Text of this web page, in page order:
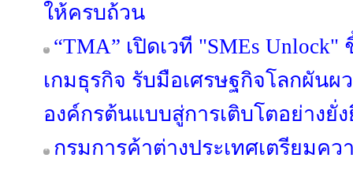
ให้ครบถ้วน
“TMA” เปิดเวที "SMEs Unlock"
เกมธุรกิจ รับมือเศรษฐกิจโลกผัน
องค์กรต้นแบบสู่การเติบโตอย่างยั่
กรมการค้าต่างประเทศเตรียมค